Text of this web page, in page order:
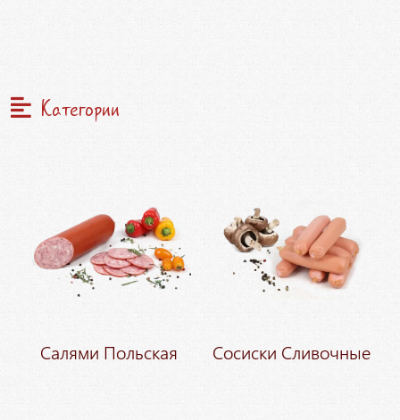
Категории
Салями Польская Сосиски Сливочные